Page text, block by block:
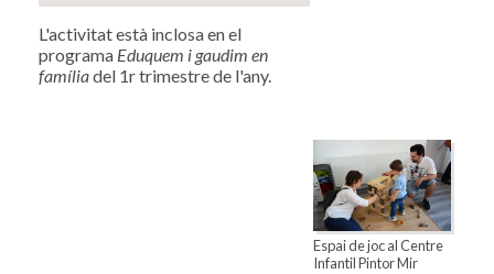
L'activitat està inclosa en el
programa Eduquem i gaudim en
famíliadel 1r trimestre de l'any.
Espai de joc al Centre
Infantil Pintor Mir